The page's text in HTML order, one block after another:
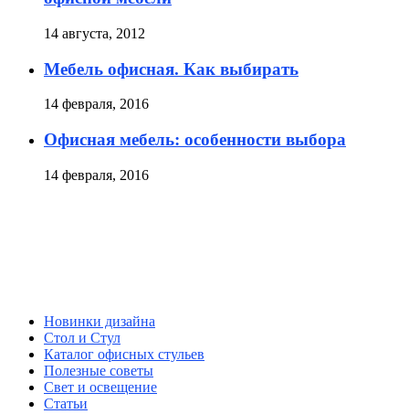
14 августа, 2012
Мебель офисная. Как выбирать
14 февраля, 2016
Офисная мебель: особенности выбора
14 февраля, 2016
Новинки дизайна
Стол и Стул
Каталог офисных стульев
Полезные советы
Свет и освещение
Статьи